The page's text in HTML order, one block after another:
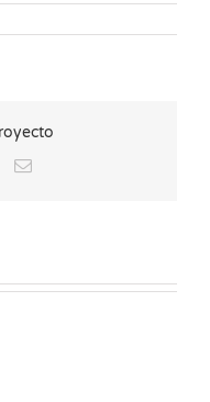
Correo